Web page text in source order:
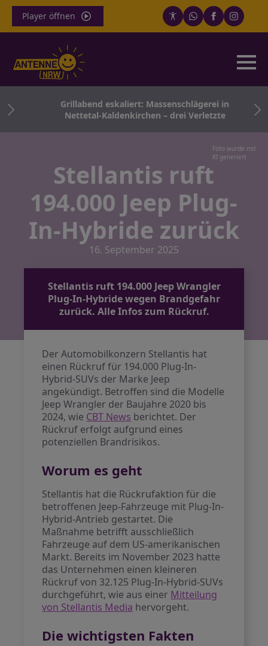
Player öffnen
Grillabend eskaliert: Massenschlägerei in
Nettetal-Kaldenkirchen – drei Verletzte
Foto wurde mit
KI generiert
Stellantis ruft
194.000 Jeep Plug-
In-Hybride zurück
16. September 2025
Stellantis ruft 194.000 Jeep Wrangler
Plug-In-Hybride wegen Brandgefahr
zurück. Alle Infos zum Rückruf.
Der Automobilkonzern Stellantis hat
einen Rückruf für 194.000 Plug-In-
Hybrid-SUVs der Marke Jeep
angekündigt. Betroffen sind die Modelle
Jeep Wrangler der Baujahre 2020 bis
2024, wie CBT News berichtet. Der
Rückruf erfolgt aufgrund eines
potenziellen Brandrisikos.
Worum es geht
Stellantis hat die Rückrufaktion für die
betroffenen Jeep-Fahrzeuge mit Plug-In-
Hybrid-Antrieb gestartet. Die
Maßnahme betrifft ausschließlich
Fahrzeuge auf dem US-amerikanischen
Markt. Bereits im November 2023 hatte
das Unternehmen einen kleineren
Rückruf von 32.125 Plug-In-Hybrid-SUVs
durchgeführt, wie aus einer Mitteilung
von Stellantis Media hervorgeht.
Die wichtigsten Fakten